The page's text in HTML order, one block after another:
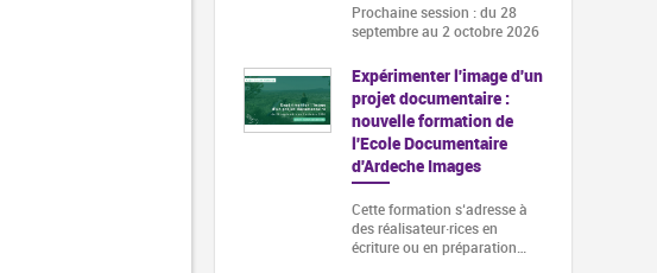
Prochaine session : du 28
septembre au 2 octobre 2026
Expérimenter l'image d'un
projet documentaire :
nouvelle formation de
l'Ecole Documentaire
d'Ardeche Images
Cette formation s‘adresse à
des réalisateur·rices en
écriture ou en préparation…